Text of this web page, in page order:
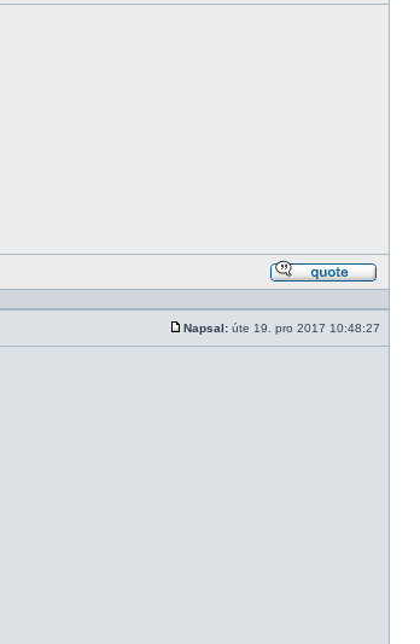
Příspěvek
Napsal: úte 19. pro 2017 10:48:27